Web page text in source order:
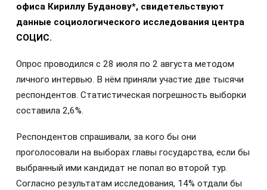
офиса Кириллу Буданову*, свидетельствуют
данные социологического исследования центра
СОЦИС.
Опрос проводился с 28 июля по 2 августа методом
личного интервью. В нём приняли участие две тысячи
респондентов. Статистическая погрешность выборки
составила 2,6%.
Респондентов спрашивали, за кого бы они
проголосовали на выборах главы государства, если бы
выбранный ими кандидат не попал во второй тур.
Согласно результатам исследования, 14% отдали бы